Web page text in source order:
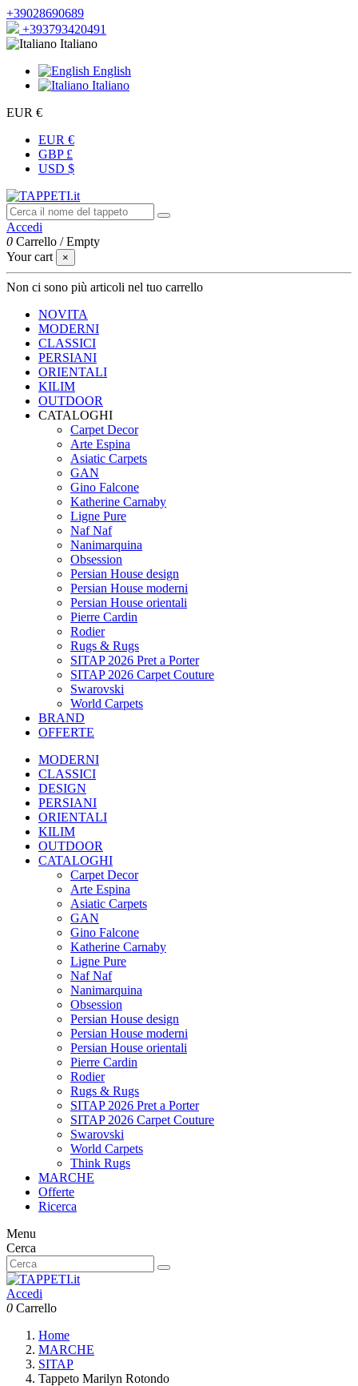
+39028690689
+393793420491
Italiano
English
Italiano
EUR €
EUR €
GBP £
USD $
Accedi
0 Carrello /Empty
Your cart
×
Non ci sono più articoli nel tuo carrello
NOVITA
MODERNI
CLASSICI
PERSIANI
ORIENTALI
KILIM
OUTDOOR
CATALOGHI
Carpet Decor
Arte Espina
Asiatic Carpets
GAN
Gino Falcone
Katherine Carnaby
Ligne Pure
Naf Naf
Nanimarquina
Obsession
Persian House design
Persian House moderni
Persian House orientali
Pierre Cardin
Rodier
Rugs & Rugs
SITAP 2026 Pret a Porter
SITAP 2026 Carpet Couture
Swarovski
World Carpets
BRAND
OFFERTE
MODERNI
CLASSICI
DESIGN
PERSIANI
ORIENTALI
KILIM
OUTDOOR
CATALOGHI
Carpet Decor
Arte Espina
Asiatic Carpets
GAN
Gino Falcone
Katherine Carnaby
Ligne Pure
Naf Naf
Nanimarquina
Obsession
Persian House design
Persian House moderni
Persian House orientali
Pierre Cardin
Rodier
Rugs & Rugs
SITAP 2026 Pret a Porter
SITAP 2026 Carpet Couture
Swarovski
World Carpets
Think Rugs
MARCHE
Offerte
Ricerca
Menu
Cerca
Accedi
0 Carrello
Home
MARCHE
SITAP
Tappeto Marilyn Rotondo